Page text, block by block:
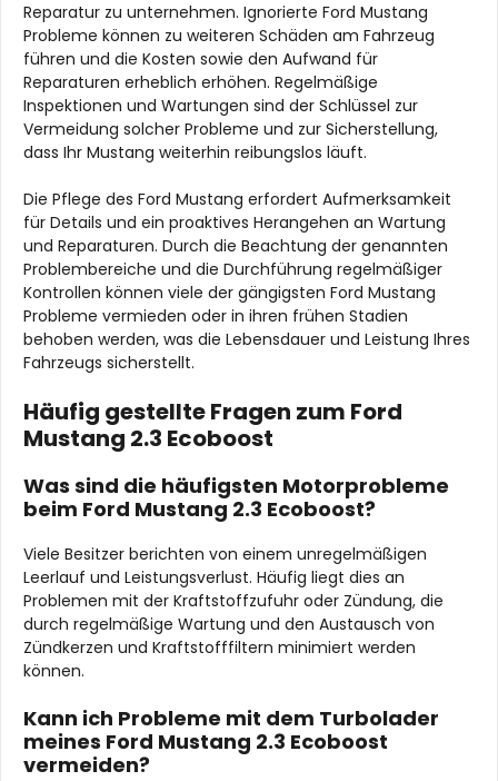
Reparatur zu unternehmen. Ignorierte Ford Mustang
Probleme können zu weiteren Schäden am Fahrzeug
führen und die Kosten sowie den Aufwand für
Reparaturen erheblich erhöhen. Regelmäßige
Inspektionen und Wartungen sind der Schlüssel zur
Vermeidung solcher Probleme und zur Sicherstellung,
dass Ihr Mustang weiterhin reibungslos läuft.
Die Pflege des Ford Mustang erfordert Aufmerksamkeit
für Details und ein proaktives Herangehen an Wartung
und Reparaturen. Durch die Beachtung der genannten
Problembereiche und die Durchführung regelmäßiger
Kontrollen können viele der gängigsten Ford Mustang
Probleme vermieden oder in ihren frühen Stadien
behoben werden, was die Lebensdauer und Leistung Ihres
Fahrzeugs sicherstellt.
Häufig gestellte Fragen zum Ford
Mustang 2.3 Ecoboost
Was sind die häufigsten Motorprobleme
beim Ford Mustang 2.3 Ecoboost?
Viele Besitzer berichten von einem unregelmäßigen
Leerlauf und Leistungsverlust. Häufig liegt dies an
Problemen mit der Kraftstoffzufuhr oder Zündung, die
durch regelmäßige Wartung und den Austausch von
Zündkerzen und Kraftstofffiltern minimiert werden
können.
Kann ich Probleme mit dem Turbolader
meines Ford Mustang 2.3 Ecoboost
vermeiden?